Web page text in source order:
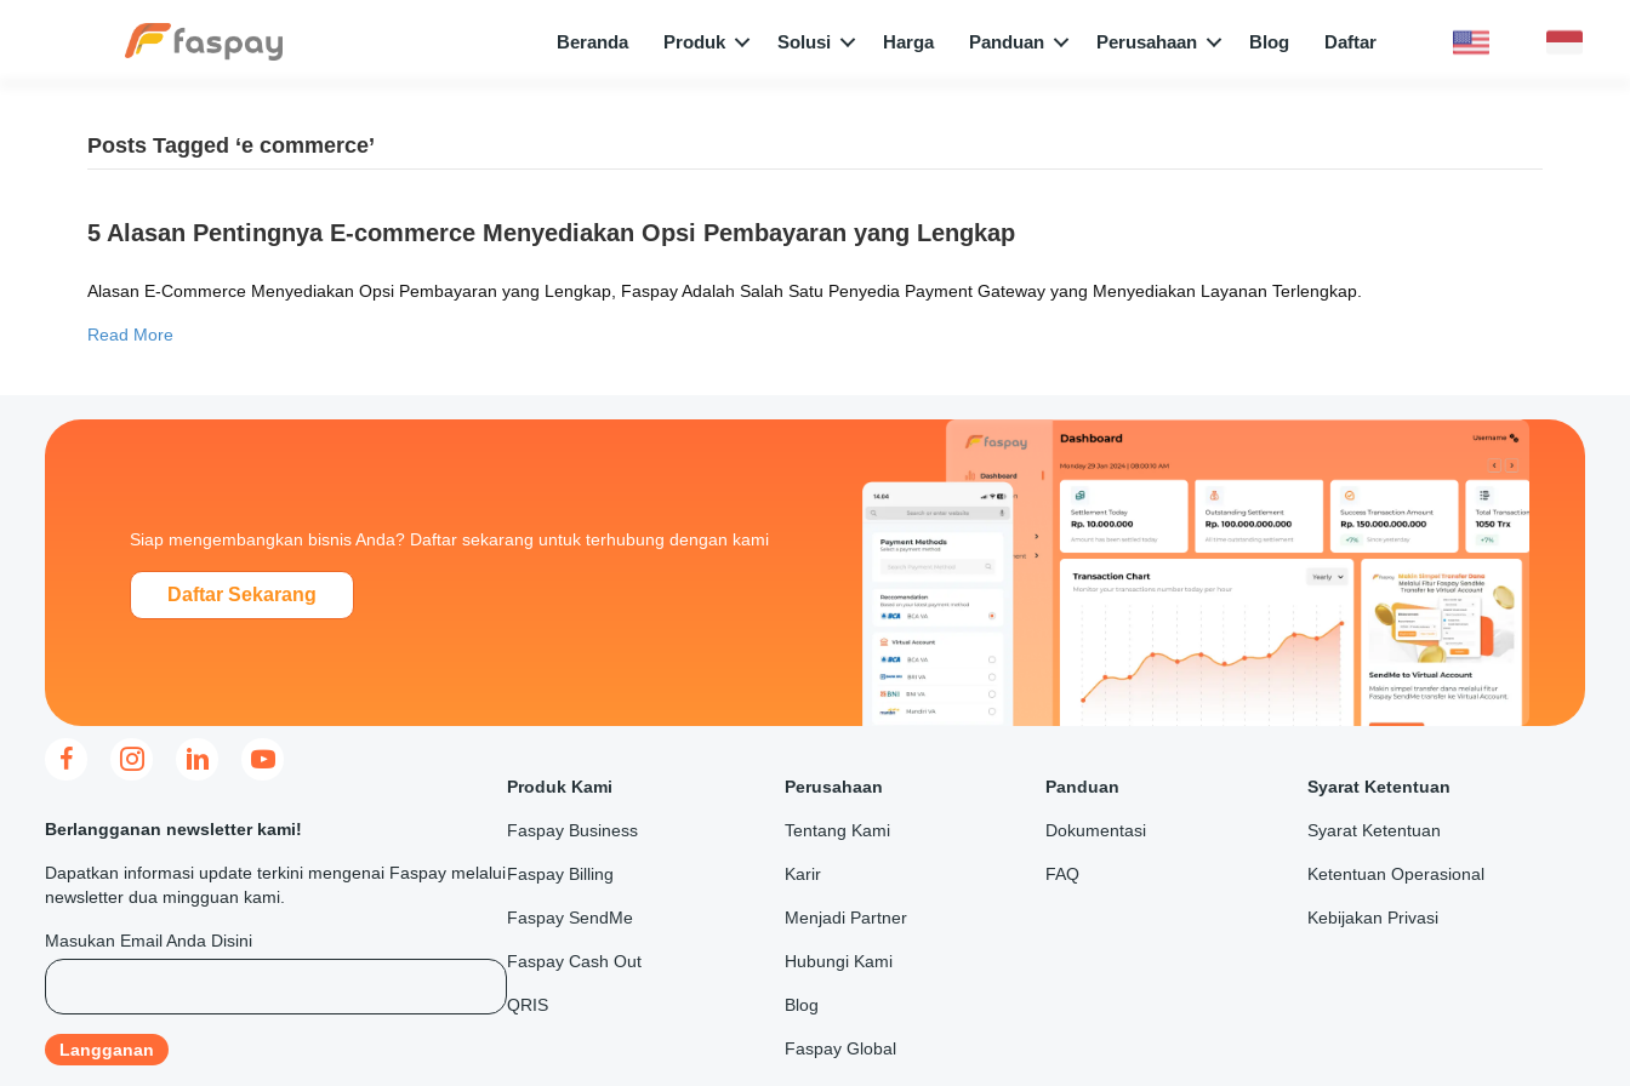
Beranda Produk Solusi Harga Panduan Perusahaan Blog Daftar
Posts Tagged ‘e commerce’
5 Alasan Pentingnya E-commerce Menyediakan Opsi Pembayaran yang Lengkap
Alasan E-Commerce Menyediakan Opsi Pembayaran yang Lengkap, Faspay Adalah Salah Satu Penyedia Payment Gateway yang Menyediakan Layanan Terlengkap.
Read More
Siap mengembangkan bisnis Anda? Daftar sekarang untuk terhubung dengan kami
Daftar Sekarang
Berlangganan newsletter kami!
Dapatkan informasi update terkini mengenai Faspay melalui
newsletter dua mingguan kami.
Masukan Email Anda Disini
Produk Kami
Faspay Business
Faspay Billing
Faspay SendMe
Faspay Cash Out
QRIS
Perusahaan
Tentang Kami
Karir
Menjadi Partner
Hubungi Kami
Blog
Faspay Global
Panduan
Dokumentasi
FAQ
Syarat Ketentuan
Syarat Ketentuan
Ketentuan Operasional
Kebijakan Privasi